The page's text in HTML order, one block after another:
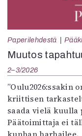
Paperilehdestä
Muutos
2–3/2026
”Oulu2026:ssakin
kriittisen
saada vielä kuulla
Päätoimittaja ei